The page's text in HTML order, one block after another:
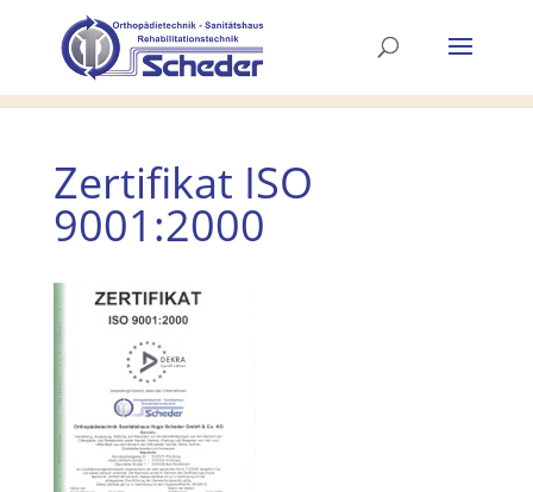
Zertifikat ISO
9001:2000